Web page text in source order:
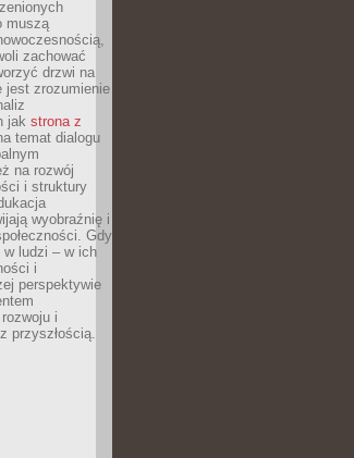
muszą
zachować
drzwi na
jest zrozumienie
jak strona z
temat dialogu
na rozwój
i struktury
wyobraźnię i
Gdy
w ludzi – w ich
i
perspektywie
i
przyszłością.